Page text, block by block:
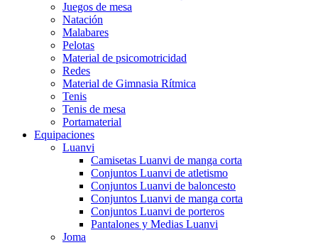
Juegos de mesa
Natación
Malabares
Pelotas
Material de psicomotricidad
Redes
Material de Gimnasia Rítmica
Tenis
Tenis de mesa
Portamaterial
Equipaciones
Luanvi
Camisetas Luanvi de manga corta
Conjuntos Luanvi de atletismo
Conjuntos Luanvi de baloncesto
Conjuntos Luanvi de manga corta
Conjuntos Luanvi de porteros
Pantalones y Medias Luanvi
Joma